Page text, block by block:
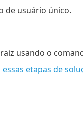
de usuário único.
usando o
essas etapas de